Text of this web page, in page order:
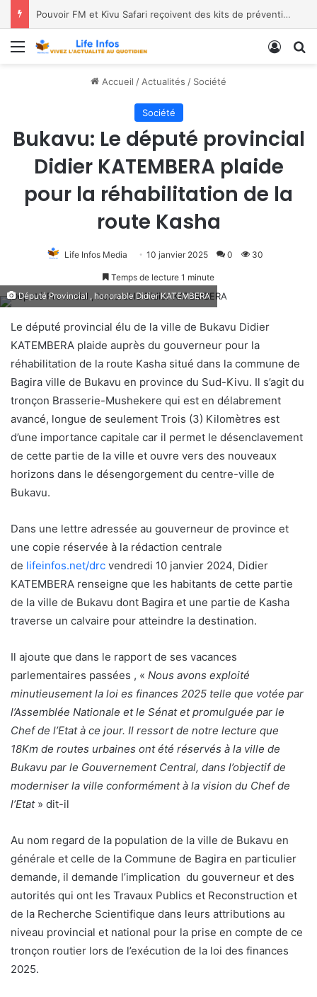
Menu
Accueil / Actualités / Société
Société
Bukavu: Le député provincial
Didier KATEMBERA plaide
pour la réhabilitation de la
route Kasha
Life Infos Media 10 janvier 2025 0 30
Temps de lecture 1 minute
Député Provincial , honorable Didier KATEMBERA
Le député provincial élu de la ville de Bukavu Didier
KATEMBERA plaide auprès du gouverneur pour la
réhabilitation de la route Kasha situé dans la commune de
Bagira ville de Bukavu en province du Sud-Kivu. Il s’agit du
tronçon Brasserie-Mushekere qui est en délabrement
avancé, longue de seulement Trois (3) Kilomètres est
d’une importance capitale car il permet le désenclavement
de cette partie de la ville et ouvre vers des nouveaux
horizons dans le désengorgement du centre-ville de
Bukavu.
Dans une lettre adressée au gouverneur de province et
une copie réservée à la rédaction centrale
de lifeinfos.net/drc vendredi 10 janvier 2024, Didier
KATEMBERA renseigne que les habitants de cette partie
de la ville de Bukavu dont Bagira et une partie de Kasha
traverse un calvaire pour atteindre la destination.
Il ajoute que dans le rapport de ses vacances
parlementaires passées , « Nous avons exploité
minutieusement la loi es finances 2025 telle que votée par
l’Assemblée Nationale et le Sénat et promulguée par le
Chef de l’Etat à ce jour. Il ressort de notre lecture que
18Km de routes urbaines ont été réservés à la ville de
Bukavu par le Gouvernement Central, dans l’objectif de
moderniser la ville conformément à la vision du Chef de
l’Etat» dit-il
Au nom regard de la population de la ville de Bukavu en
générale et celle de la Commune de Bagira en particulier
demande, il demande l’implication du gouverneur et des
autorités qui ont les Travaux Publics et Reconstruction et
de la Recherche Scientifique dans leurs attributions au
niveau provincial et national pour la prise en compte de ce
tronçon routier lors de l’exécution de la loi des finances
2025.